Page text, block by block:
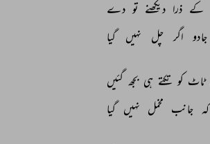
کے ذرا دیکھنے تو دے
جادو اگر چل نہیں گیا
ٹاٹ کو تکتے ہی بجھ گئیں
کہ جانب مخمل نہیں گیا